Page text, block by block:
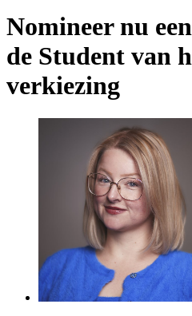
Nomineer nu
de Student van
verkiezing